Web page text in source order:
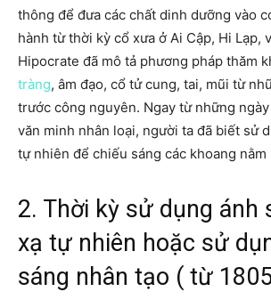
thông để đưa các chất dinh dưỡng vào
hành từ thời kỳ cổ xưa ở Ai Cập, Hi Lạp,
Hipocrate đã mô tả phương pháp thăm
tràng, âm đạo, cổ tử cung, tai, mũi từ
trước công nguyên. Ngay từ những
văn minh nhân loại, người ta đã biết sử
tự nhiên để chiếu sáng các khoang
2. Thời kỳ sử dụng ánh
xạ tự nhiên hoặc sử
sáng nhân tạo ( từ